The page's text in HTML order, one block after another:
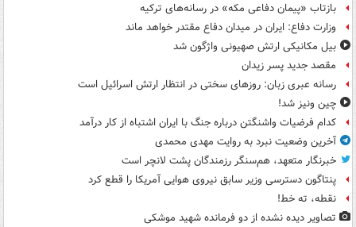
بازتاب «پیمان دفاعی مکه» در رسانه‌های ترکیه
وزارت دفاع: ایران در میدان دفاع مقتدر خواهد ماند
بیل مکانیکی ارتش صهیونی واژگون شد
مقصد جدید پسر زیدان
رسانه عبری زبان: روزهای سختی در انتظار ارتش اسرائیل است
چین ونیز شد!
کدام فرضیات واشنگتن درباره جنگ با ایران اشتباه از کار درآمد
آخرین وضعیت نبرد به روایت مهدی محمدی
خبرنگار متعهد، هم‌سنگر رزمندگان پشت لانچر است
پنتاگون دسترسی وزیر سابق نیروی هوایی آمریکا را قطع کرد
نقطه، ته خط!
تصاویر دیده‌ نشده از دو فرمانده شهید موشکی